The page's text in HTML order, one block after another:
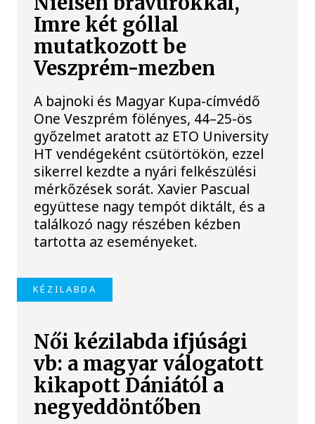
Imre két góllal
mutatkozott be
Veszprém-mezben
A bajnoki és Magyar Kupa-címvédő
One Veszprém fölényes, 44–25-ös
győzelmet aratott az ETO University
HT vendégeként csütörtökön, ezzel
sikerrel kezdte a nyári felkészülési
mérkőzések sorát. Xavier Pascual
együttese nagy tempót diktált, és a
találkozó nagy részében kézben
tartotta az eseményeket.
KÉZILABDA
Női kézilabda ifjúsági
vb: a magyar válogatott
kikapott Dániától a
negyeddöntőben